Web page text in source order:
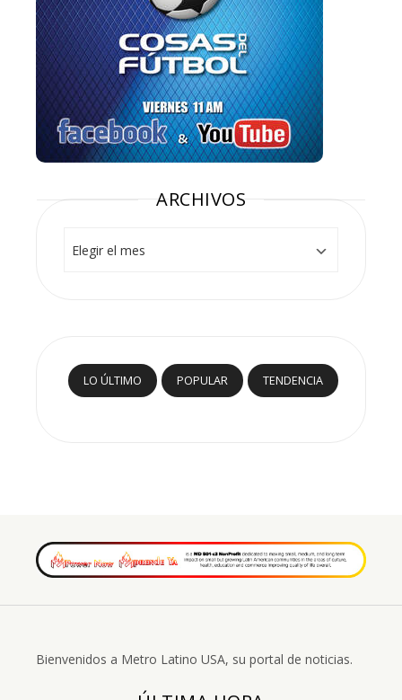
ARCHIVOS
LO ÚLTIMO POPULAR TENDENCIA
Bienvenidos a Metro Latino USA, su portal de noticias.